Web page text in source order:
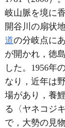
岐山脈を境に
開谷川の扇状
道の分岐点に
が開かれ，徳
した。1956年
なり，近年は
場があり，養
る〈ヤネコジ
で，大勢の見